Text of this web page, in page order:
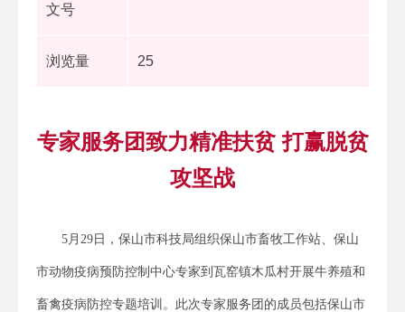
文号
浏览量 25
专家服务团致力精准扶贫 打赢脱贫
攻坚战
5月29日，保山市科技局组织保山市畜牧工作站、保山
市动物疫病预防控制中心专家到瓦窑镇木瓜村开展牛养殖和
畜禽疫病防控专题培训。此次专家服务团的成员包括保山市